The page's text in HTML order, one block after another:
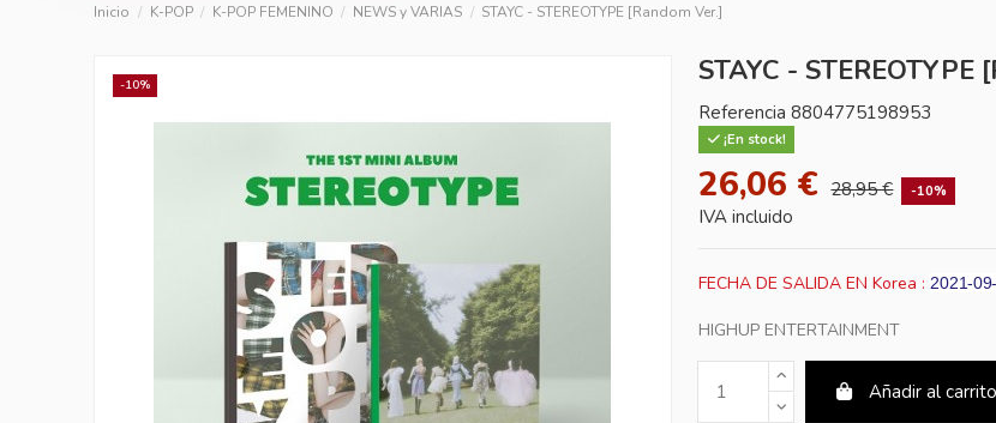
Inicio K-POP K-POP FEMENINO NEWS y VARIAS STAYC - STEREOTYPE [Random Ver.]
-10% STAYC - STEREOTYPE
Referencia 8804775198953
¡En stock!
26,06 € 28,95 € -10%
IVA incluido
FECHA DE SALIDA EN Korea : 2021-
HIGHUP ENTERTAINMENT
Añadir al carrito